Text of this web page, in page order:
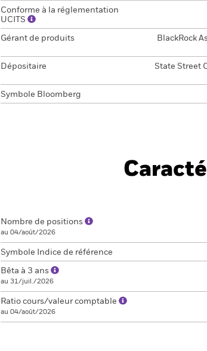
Conforme à la réglementation
UCITS
Gérant de produits
BlackRock
Dépositaire
State Street
Symbole Bloomberg
Nombre de positions
au 04/août/2026
Symbole Indice de référence
Bêta à 3 ans
au 31/juil./2026
Ratio cours/valeur comptable
au 04/août/2026